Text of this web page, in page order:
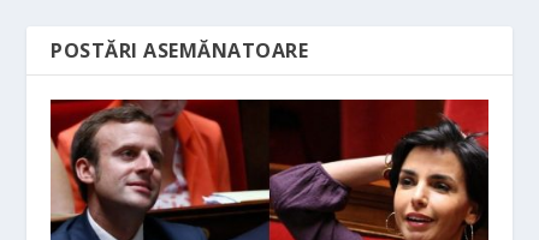
POSTĂRI ASEMĂNATOARE